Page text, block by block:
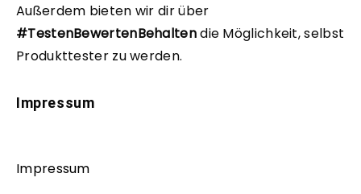
Außerdem bieten wir dir über
#TestenBewertenBehaltendie Möglichkeit, selbst
Produkttester zu werden.
Impressum
Impressum